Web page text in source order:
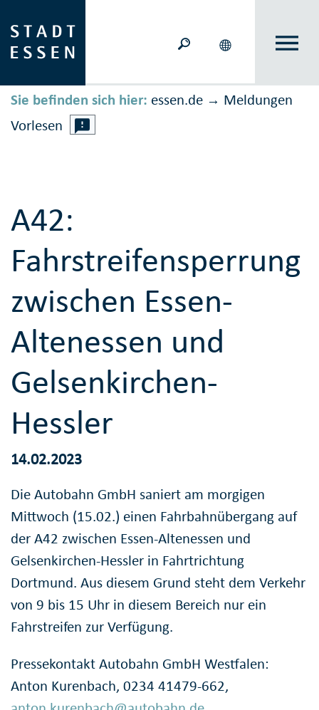
Sie befinden sich hier: essen.de → Meldungen
Vorlesen
A42:
Fahrstreifensperrung
zwischen Essen-
Altenessen und
Gelsenkirchen-
Hessler
14.02.2023
Die Autobahn GmbH saniert am morgigen
Mittwoch (15.02.) einen Fahrbahnübergang auf
der A42 zwischen Essen-Altenessen und
Gelsenkirchen-Hessler in Fahrtrichtung
Dortmund. Aus diesem Grund steht dem Verkehr
von 9 bis 15 Uhr in diesem Bereich nur ein
Fahrstreifen zur Verfügung.
Pressekontakt Autobahn GmbH Westfalen:
Anton Kurenbach, 0234 41479-662,